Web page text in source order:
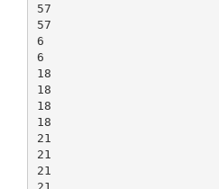
57
57
6
6
18
18
18
18
21
21
21
21